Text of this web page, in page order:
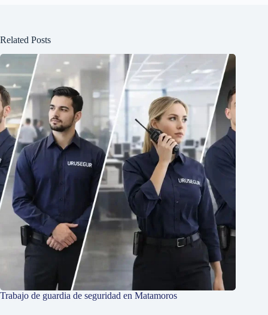
Related Posts
Trabajo de guardia de seguridad en Matamoros